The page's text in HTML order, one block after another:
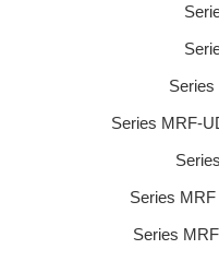
Series MRF-
Series
Series